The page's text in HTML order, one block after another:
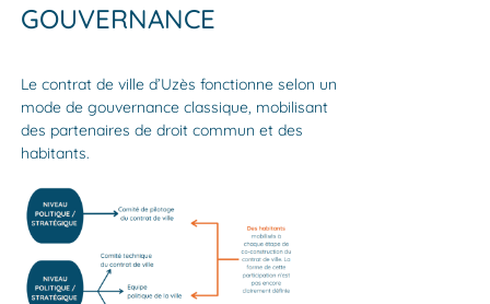
GOUVERNANCE
Le contrat de ville d’Uzès fonctionne selon un
mode de gouvernance classique, mobilisant
des partenaires de droit commun et des
habitants.